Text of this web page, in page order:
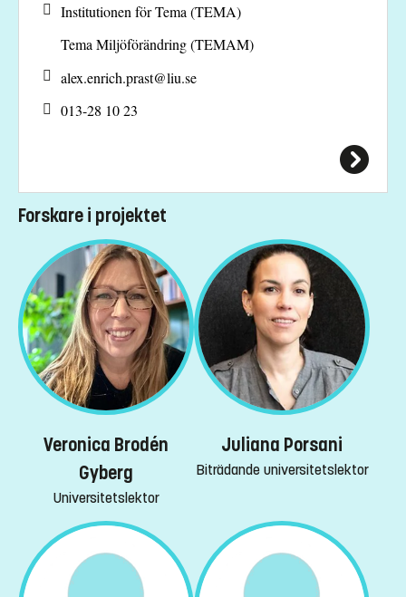
Institutionen för Tema (TEMA)
Tema Miljöförändring (TEMAM)
alex.enrich.prast@liu.se
013-28 10 23
Forskare i projektet
Veronica Brodén
Gyberg
Universitetslektor
Juliana Porsani
Biträdande universitetslektor